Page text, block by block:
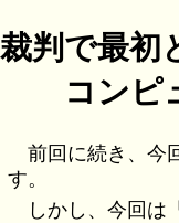
裁判で最初
コンピ
前回に続き、今
す。
しかし、今回は